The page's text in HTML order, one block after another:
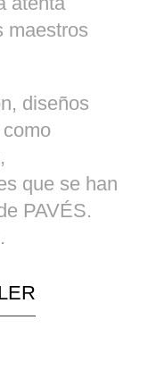
maestros
diseños
que se han
PAVÉS.